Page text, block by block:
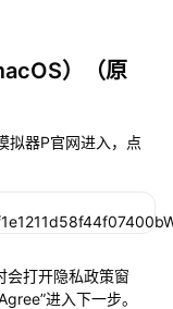
）（原
拟器P官网进入，点
会打开隐私政策窗
进入下一步。